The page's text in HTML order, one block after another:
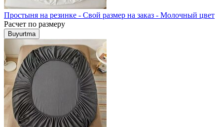
Простыня на резинке - Свой размер на заказ - Молочный цвет
Расчет по размеру
Buyurtma